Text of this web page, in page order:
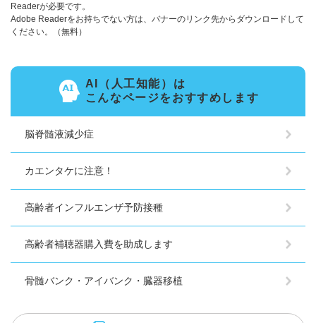
Readerが必要です。
Adobe Readerをお持ちでない方は、バナーのリンク先からダウンロードして
ください。（無料）
AI（人工知能）は
こんなページをおすすめします
脳脊髄液減少症
カエンタケに注意！
高齢者インフルエンザ予防接種
高齢者補聴器購入費を助成します
骨髄バンク・アイバンク・臓器移植